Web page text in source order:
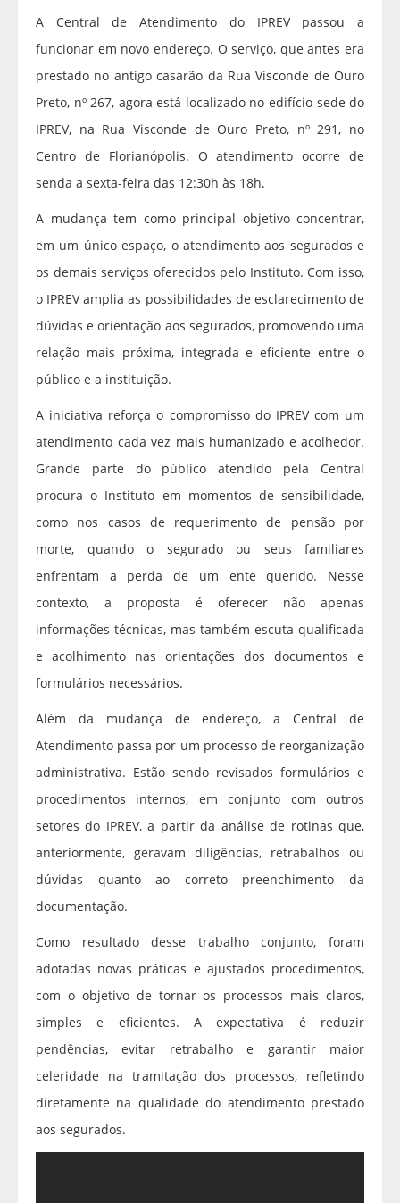
A Central de Atendimento do IPREV passou a
funcionar em novo endereço. O serviço, que antes era
prestado no antigo casarão da Rua Visconde de Ouro
Preto, nº 267, agora está localizado no edifício-sede do
IPREV, na Rua Visconde de Ouro Preto, nº 291, no
Centro de Florianópolis. O atendimento ocorre de
senda a sexta-feira das 12:30h às 18h.
A mudança tem como principal objetivo concentrar,
em um único espaço, o atendimento aos segurados e
os demais serviços oferecidos pelo Instituto. Com isso,
o IPREV amplia as possibilidades de esclarecimento de
dúvidas e orientação aos segurados, promovendo uma
relação mais próxima, integrada e eficiente entre o
público e a instituição.
A iniciativa reforça o compromisso do IPREV com um
atendimento cada vez mais humanizado e acolhedor.
Grande parte do público atendido pela Central
procura o Instituto em momentos de sensibilidade,
como nos casos de requerimento de pensão por
morte, quando o segurado ou seus familiares
enfrentam a perda de um ente querido. Nesse
contexto, a proposta é oferecer não apenas
informações técnicas, mas também escuta qualificada
e acolhimento nas orientações dos documentos e
formulários necessários.
Além da mudança de endereço, a Central de
Atendimento passa por um processo de reorganização
administrativa. Estão sendo revisados formulários e
procedimentos internos, em conjunto com outros
setores do IPREV, a partir da análise de rotinas que,
anteriormente, geravam diligências, retrabalhos ou
dúvidas quanto ao correto preenchimento da
documentação.
Como resultado desse trabalho conjunto, foram
adotadas novas práticas e ajustados procedimentos,
com o objetivo de tornar os processos mais claros,
simples e eficientes. A expectativa é reduzir
pendências, evitar retrabalho e garantir maior
celeridade na tramitação dos processos, refletindo
diretamente na qualidade do atendimento prestado
aos segurados.